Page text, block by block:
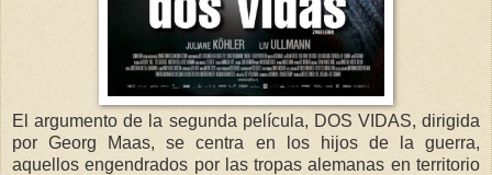
El argumento de la segunda película, DOS VIDAS, dirigida
por Georg Maas, se centra en los hijos de la guerra,
aquellos engendrados por las tropas alemanas en territorio